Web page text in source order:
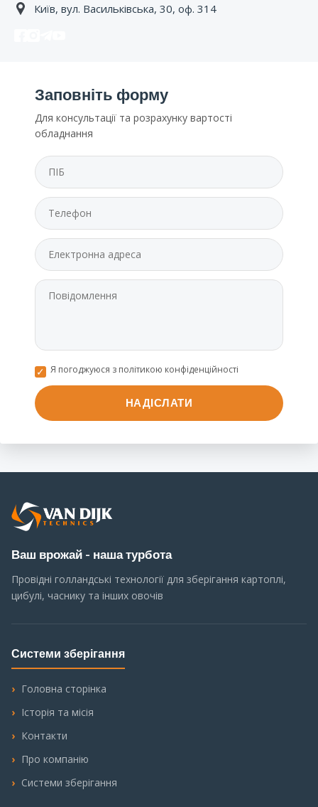
Київ, вул. Васильківська, 30, оф. 314
Заповніть форму
Для консультації та розрахунку вартості
обладнання
Я погоджуюся з політикою конфіденційності
Ваш врожай - наша турбота
Провідні голландські технології для зберігання картоплі,
цибулі, часнику та інших овочів
Системи зберігання
Головна сторінка
Історія та місія
Контакти
Про компанію
Системи зберігання